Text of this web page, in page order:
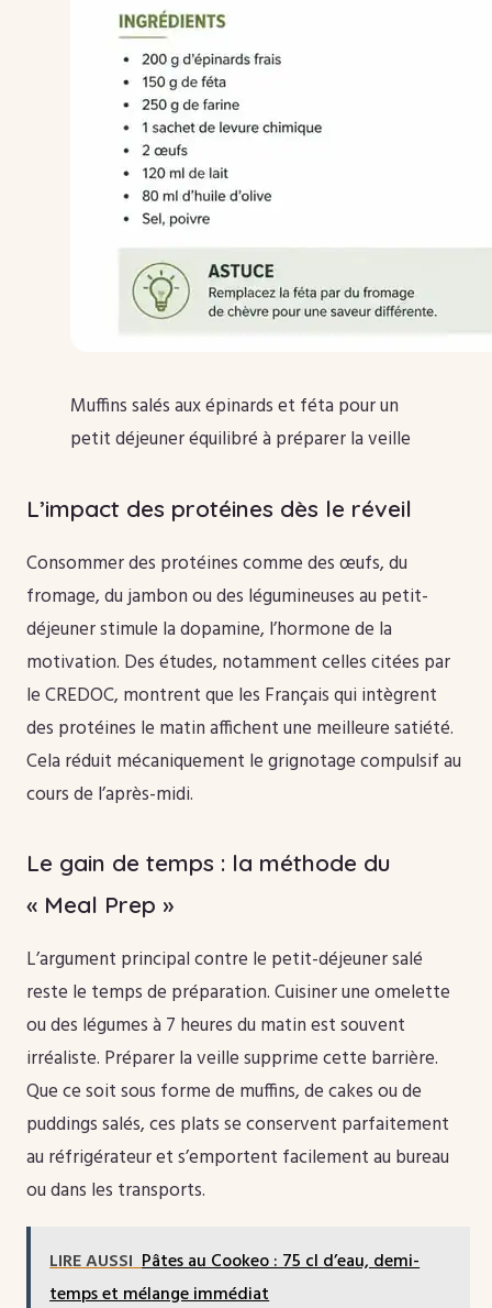
Muffins salés aux épinards et féta pour un
petit déjeuner équilibré à préparer la veille
L’impact des protéines dès le réveil
Consommer des protéines comme des œufs, du
fromage, du jambon ou des légumineuses au petit-
déjeuner stimule la dopamine, l’hormone de la
motivation. Des études, notamment celles citées par
le CREDOC, montrent que les Français qui intègrent
des protéines le matin affichent une meilleure satiété.
Cela réduit mécaniquement le grignotage compulsif au
cours de l’après-midi.
Le gain de temps : la méthode du
« Meal Prep »
L’argument principal contre le petit-déjeuner salé
reste le temps de préparation. Cuisiner une omelette
ou des légumes à 7 heures du matin est souvent
irréaliste. Préparer la veille supprime cette barrière.
Que ce soit sous forme de muffins, de cakes ou de
puddings salés, ces plats se conservent parfaitement
au réfrigérateur et s’emportent facilement au bureau
ou dans les transports.
LIRE AUSSI Pâtes au Cookeo : 75 cl d’eau, demi-
temps et mélange immédiat